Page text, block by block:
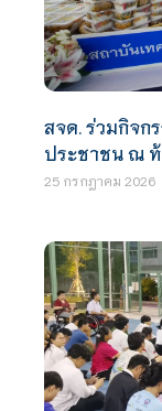
สจด. ร่วมกิจก
ประชาชน ณ
25 กรกฎาคม 2026